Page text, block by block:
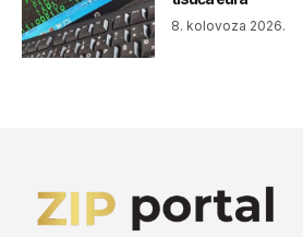
8. kolovoza 2026.